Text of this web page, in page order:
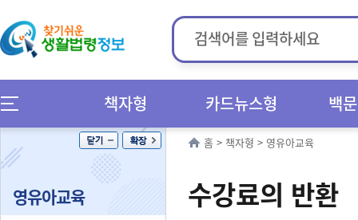
책자형 카드뉴스형 백
영유아교육
홈 > 책자형 > 영유아교육
수강료의 반환